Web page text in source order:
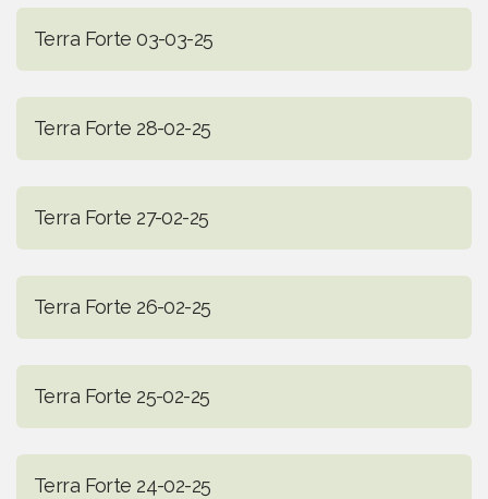
Terra Forte 03-03-25
Terra Forte 28-02-25
Terra Forte 27-02-25
Terra Forte 26-02-25
Terra Forte 25-02-25
Terra Forte 24-02-25